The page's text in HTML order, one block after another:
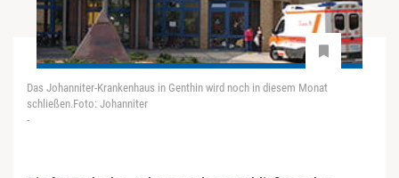
Das Johanniter-Krankenhaus in Genthin wird noch in diesem Monat
schließen.Foto: Johanniter
-